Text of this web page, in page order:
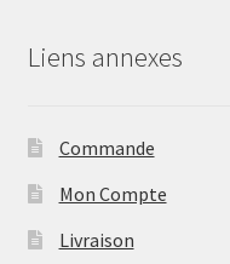
Liens annexes
Commande
Mon Compte
Livraison